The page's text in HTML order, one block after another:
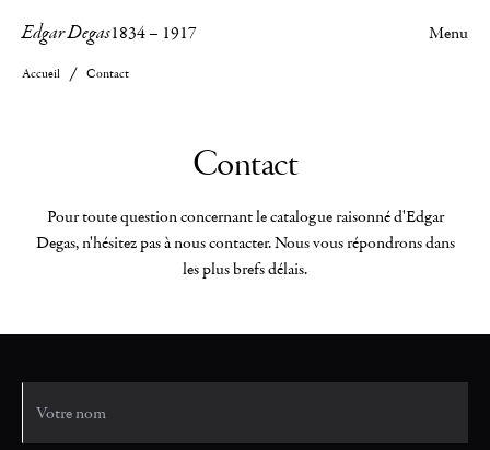
Edgar Degas1834– 1917 Menu
Accueil Contact
Contact
Pour toute question concernant le catalogue raisonné d'Edgar
Degas, n'hésitez pas à nous contacter. Nous vous répondrons dans
les plus brefs délais.